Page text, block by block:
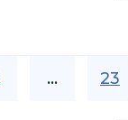
... 23